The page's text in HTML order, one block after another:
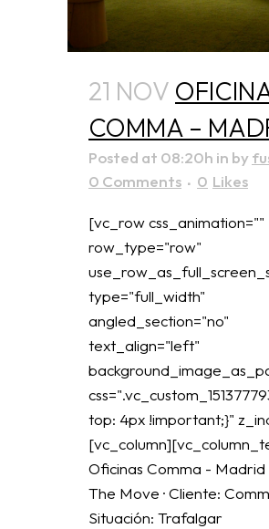
21 NOV
COMMA –
Posted at 08:20h in by
0 Comments
0 Likes
[vc_row css_animation=""
row_type="row"
type="full_width"
angled_section="no"
text_align="left"
top: 4px !important;}"
Oficinas Comma - Madrid
The Move · Cliente:
Situación: Trafalgar